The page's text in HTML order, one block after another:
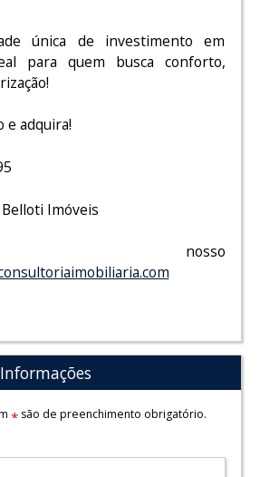
única de investimento em
para quem busca conforto,
e adquira!
Belloti Imóveis
nosso
*são de preenchimento obrigatório.